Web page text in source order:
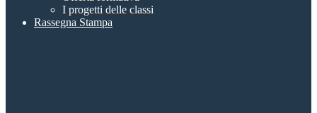
I progetti delle classi
Rassegna Stampa